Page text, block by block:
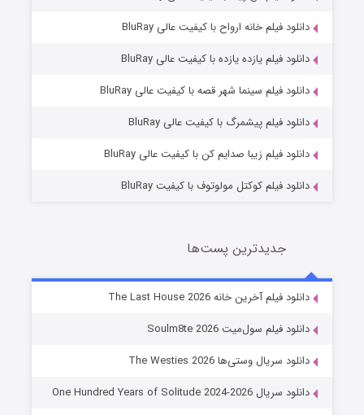
شکست استوارت در نجات جهان
شوگر فصل ۲
دانلود فیلم خانه ارواح با کیفیت عالی BluRay
دانلود فیلم یازده یازده با کیفیت عالی BluRay
دانلود فیلم سینما شهر قصه با کیفیت عالی BluRay
دانلود فیلم پیشمرگ با کیفیت عالی BluRay
دانلود فیلم زیبا صدایم کن با کیفیت عالی BluRay
دانلود فیلم کوکتل مولوتوف با کیفیت BluRay
جدیدترین پست‌ها
دانلود فیلم آخرین خانه The Last House 2026
دانلود فیلم سول‌میت Soulm8te 2026
دانلود سریال وستی‌ها The Westies 2026
دانلود سریال One Hundred Years of Solitude 2024-2026